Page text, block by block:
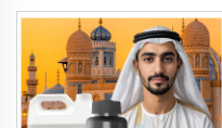
Logo Aroma Diffuser
Wifi Control
Электричний аромат
для освітлення
повітря